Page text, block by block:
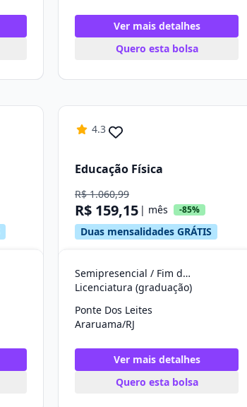
Ver mais detalhes
Quero esta bolsa
4.3
Educação Física
R$ 1.060,99
R$ 159,15 | mês -85%
Duas mensalidades GRÁTIS
Semipresencial / Fim de Semana
Licenciatura (graduação)
Ponte Dos Leites
Araruama/RJ
Ver mais detalhes
Quero esta bolsa